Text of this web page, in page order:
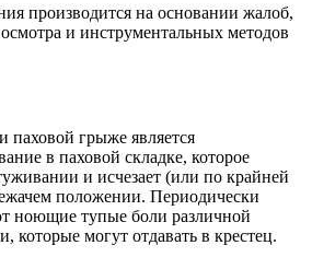
производится на основании жалоб,
и инструментальных методов
грыже является
в паховой складке, которое
и исчезает (или по крайней
положении. Периодически
ноющие тупые боли различной
которые могут отдавать в крестец.